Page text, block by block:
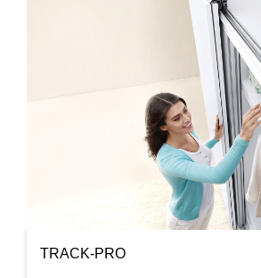
TRACK-PRO